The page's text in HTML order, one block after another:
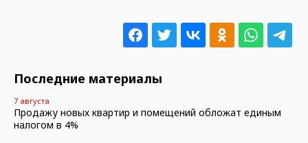
Последние материалы
7 августа
Продажу новых квартир и помещений обложат единым
налогом в 4%